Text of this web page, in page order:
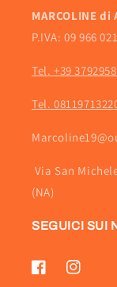
MARCOLINE di
P.IVA: 09 966
Tel. +39
Tel.
Via San
(NA)
SEGUICI SUI
FacebookInstagram